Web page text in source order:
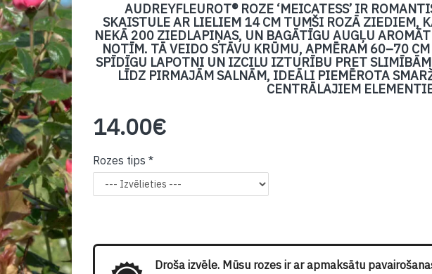
AUDREYFLEUROT® ROZE ‘MEICATESS’ IR
SKAISTULE AR LIELIEM 14 CM TUMŠI ROZĀ ZIEDIEM,
NEKĀ 200 ZIEDLAPIŅAS, UN BAGĀTĪGU AUGĻU
NOTĪM. TĀ VEIDO STĀVU KRŪMU, APMĒRAM 60–70
SPĪDĪGU LAPOTNI UN IZCILU IZTURĪBU PRET
LĪDZ PIRMAJĀM SALNĀM, IDEĀLI PIEMĒROTA
CENTRĀLAJIEM
14.00€
Rozes tips
Droša izvēle. Mūsu rozes ir ar apmaksātu